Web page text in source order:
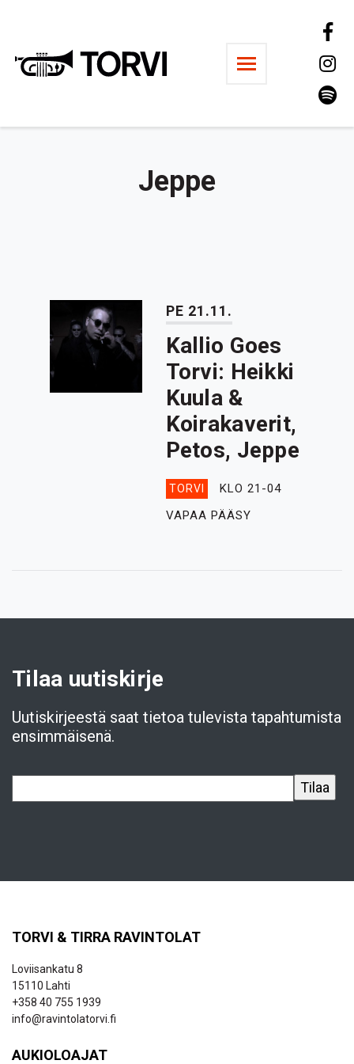
Ravintola Torvi
Jeppe
PE 21.11.
Kallio Goes
Torvi: Heikki
Kuula &
Koirakaverit,
Petos, Jeppe
TORVI
KLO 21-04
VAPAA PÄÄSY
Tilaa uutiskirje
Uutiskirjeestä saat tietoa tulevista tapahtumista
ensimmäisenä.
TORVI & TIRRA RAVINTOLAT
Loviisankatu 8
15110 Lahti
+358 40 755 1939
info@ravintolatorvi.fi
AUKIOLOAJAT